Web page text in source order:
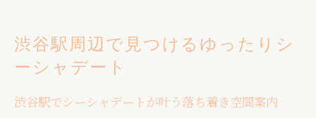
渋谷シーシャ24時間営業の魅力とおすすめ
利用法
渋谷駅近くでひとりでも楽しめるシーシャ
渋谷駅周辺で見つけるゆったりシ
ーシャデート
渋谷駅でシーシャデートが叶う落ち着き空間案内